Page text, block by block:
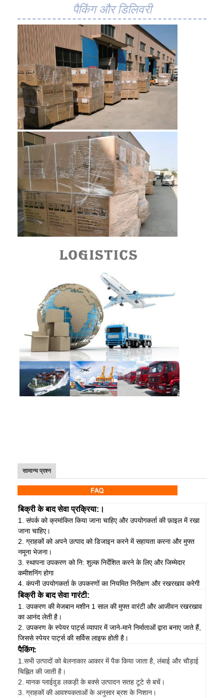
पैकिंग और डिलिवरी
सामान्य प्रश्न
बिक्री के बाद सेवा प्रक्रिया:।
1. संपर्क को क्रमांकित किया जाना चाहिए और उपयोगकर्ता की फ़ाइल में रखा
जाना चाहिए।
2. ग्राहकों को अपने उत्पाद को डिजाइन करने में सहायता करना और मुफ्त
नमूना भेजना।
3. स्थापना उपकरण को नि: शुल्क निर्देशित करने के लिए और जिम्मेदार
कमीशनिंग होगा
4. कंपनी उपयोगकर्ता के उपकरणों का नियमित निरीक्षण और रखरखाव करेगी
बिक्री के बाद सेवा गारंटी:
1. उपकरण की मेजबान मशीन 1 साल की मुफ्त वारंटी और आजीवन रखरखाव
का आनंद लेती है।
2. उपकरण के स्पेयर पार्ट्स व्यापार में जाने-माने निर्माताओं द्वारा बनाए जाते हैं,
जिससे स्पेयर पार्ट्स की सर्विस लाइफ होती है।
पैकिंग:
1.सभी उत्पादों को बेलनाकार आकार में पैक किया जाता है, लंबाई और चौड़ाई
चिह्नित की जाती है।
2. मानक प्लाईवुड लकड़ी के बक्से उत्पादन सतह टूटे से बचें।
3. ग्राहकों की आवश्यकताओं के अनुसार ब्रश के निशान।